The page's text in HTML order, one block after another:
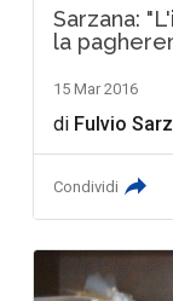
Sarzana:
la
15 Mar 2016
di Fulvio
Condividi